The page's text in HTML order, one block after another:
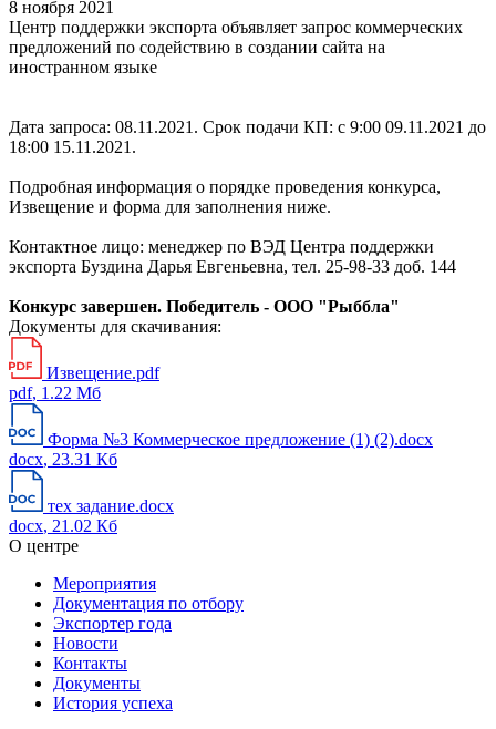
8 ноября 2021
Центр поддержки экспорта объявляет запрос коммерческих
предложений по содействию в создании сайта на
иностранном языке
Дата запроса: 08.11.2021. Срок подачи КП: с 9:00 09.11.2021 до
18:00 15.11.2021.
Подробная информация о порядке проведения конкурса,
Извещение и форма для заполнения ниже.
Контактное лицо: менеджер по ВЭД Центра поддержки
экспорта Буздина Дарья Евгеньевна, тел. 25-98-33 доб. 144
Конкурс завершен. Победитель - ООО "Рыббла"
Документы для скачивания:
Извещение.pdf
pdf, 1.22 Мб
Форма №3 Коммерческое предложение (1) (2).docx
docx, 23.31 Кб
тех задание.docx
docx, 21.02 Кб
О центре
Мероприятия
Документация по отбору
Экспортер года
Новости
Контакты
Документы
История успеха